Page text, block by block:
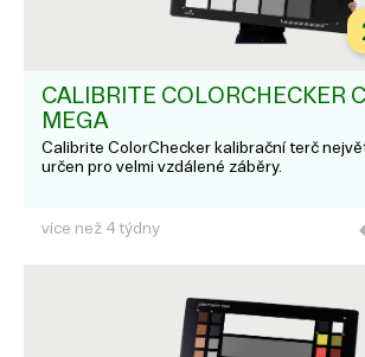
CALIBRITE COLORCHECKER
MEGA
Calibrite ColorChecker kalibrační terč
určen pro velmi vzdálené záběry.
více než 4 týdny